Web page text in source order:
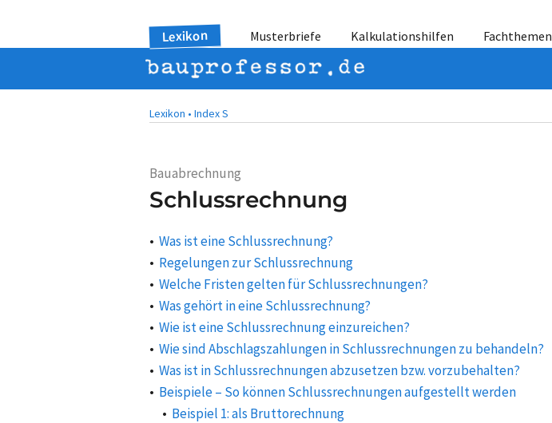
Lexikon Musterbriefe Kalkulationshilfen Fachthemen
Lexikon • Index S
Bauabrechnung
Schlussrechnung
Was ist eine Schlussrechnung?
Regelungen zur Schlussrechnung
Welche Fristen gelten für Schlussrechnungen?
Was gehört in eine Schlussrechnung?
Wie ist eine Schlussrechnung einzureichen?
Wie sind Abschlagszahlungen in Schlussrechnungen zu behandeln?
Was ist in Schlussrechnungen abzusetzen bzw. vorzubehalten?
Beispiele – So können Schlussrechnungen aufgestellt werden
Beispiel 1: als Bruttorechnung